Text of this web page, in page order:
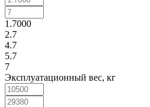
1.7000
2.7
4.7
5.7
7
Эксплуатационный вес, кг